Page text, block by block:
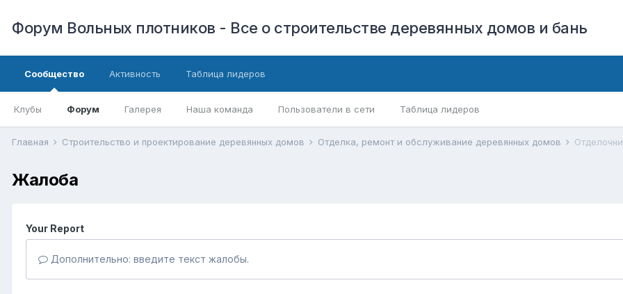
Форум Вольных плотников - Все о строительстве деревянных домов и бань
Сообщество
Клубы Форум Галерея Наша команда Пользователи в сети Таблица лидеров
Активность Таблица лидеров
Главная Строительство и проектирование деревянных домов Отделка, ремонт и обслуживание деревянных домов
Жалоба
Your Report
Дополнительно: введите текст жалобы.